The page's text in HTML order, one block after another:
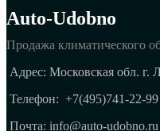
Auto-Udobno
Продажа климатического
Адрес: Московская обл.
Телефон: +7(495)741-22-99
Почта: info@auto-udobno.ru